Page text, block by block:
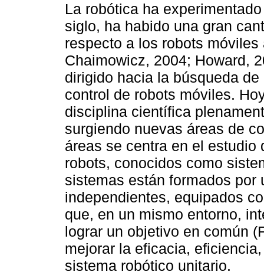
La robótica ha
siglo, ha habido una gran
respecto a los robots
Chaimowicz, 2004; Howard,
dirigido hacia la búsqueda
control de robots móviles.
disciplina científica
surgiendo nuevas áreas de
áreas se centra en el
robots, conocidos como
sistemas están formados
independientes, equipados
que, en un mismo entorno,
lograr un objetivo en común
mejorar la eficacia,
sistema robótico unitario.